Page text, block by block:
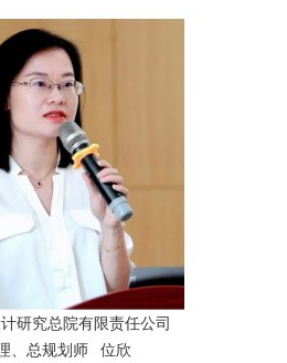
研究总院有限责任公司
、总规划师 位欣